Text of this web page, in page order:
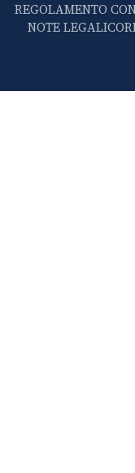
REGOLAMENTO
NOTE LEGALI